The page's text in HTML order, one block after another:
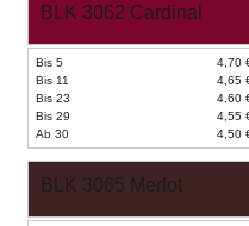
BLK 3062 Cardinal
Bis 5
4,70
Bis 11
4,65
Bis 23
4,60
Bis 29
4,55
Ab 30
4,50
BLK 3065 Merlot